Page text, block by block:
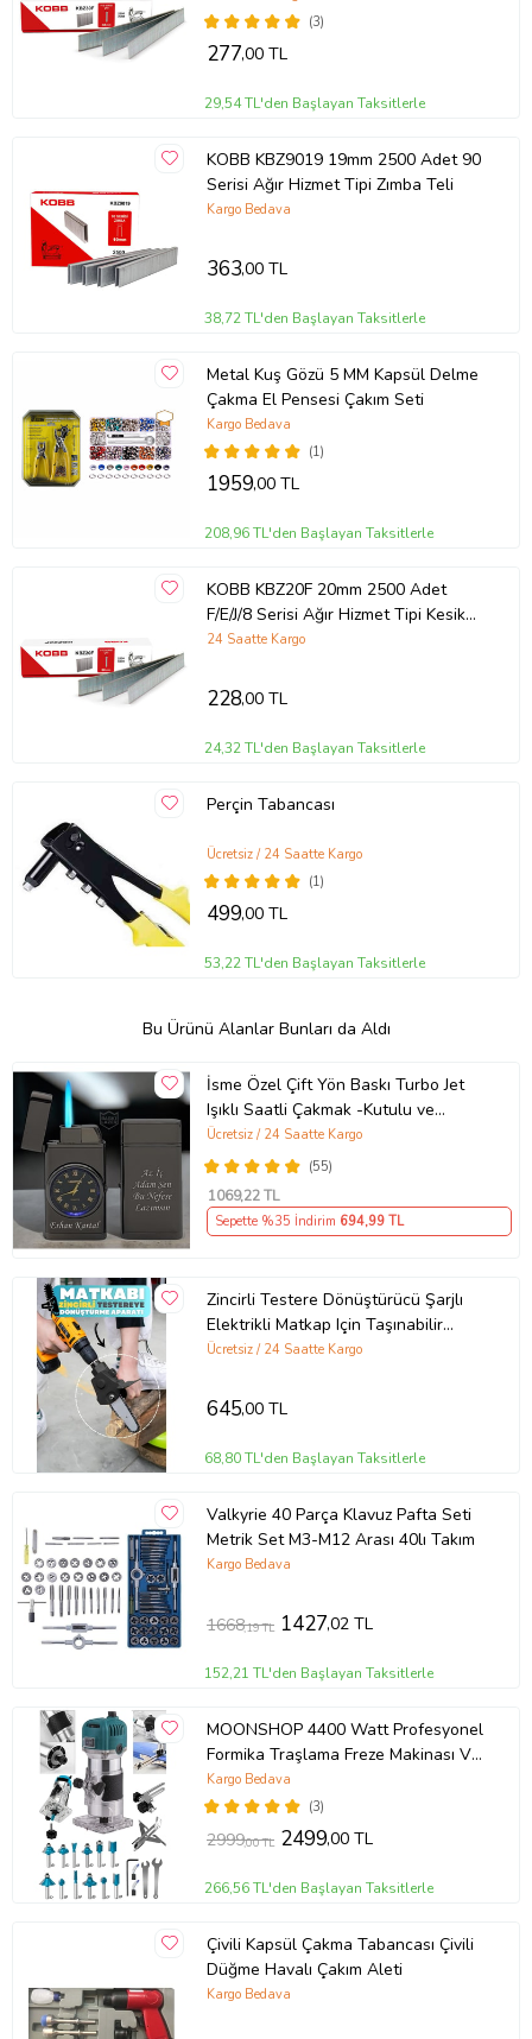
(3)
277,00 TL
29,54 TL'den Başlayan Taksitlerle
KOBB KBZ9019 19mm 2500 Adet 90
Serisi Ağır Hizmet Tipi Zımba Teli
Kargo Bedava
363,00 TL
38,72 TL'den Başlayan Taksitlerle
Metal Kuş Gözü 5 MM Kapsül Delme
Çakma El Pensesi Çakım Seti
(1)
Kargo Bedava
1959,00 TL
208,96 TL'den Başlayan Taksitlerle
KOBB KBZ20F 20mm 2500 Adet
F/E/J/8 Serisi Ağır Hizmet Tipi Kesik
Başlı Çivi
24 Saatte Kargo
228,00 TL
24,32 TL'den Başlayan Taksitlerle
Perçin Tabancası
(1)
Ücretsiz / 24 Saatte Kargo
499,00 TL
53,22 TL'den Başlayan Taksitlerle
Bu Ürünü Alanlar Bunları da Aldı
İsme Özel Çift Yön Baskı Turbo Jet
Işıklı Saatli Çakmak -Kutulu ve
Hediye Paketinde (Füme)
(55)
Ücretsiz / 24 Saatte Kargo
1069,22 TL
Sepette %35 İndirim 694,99 TL
Zincirli Testere Dönüştürücü Şarjlı
Elektrikli Matkap Için Taşınabilir
Ahşap Testere Adaptörü.
Ücretsiz / 24 Saatte Kargo
645,00 TL
68,80 TL'den Başlayan Taksitlerle
Valkyrie 40 Parça Klavuz Pafta Seti
Metrik Set M3-M12 Arası 40lı Takım
Kargo Bedava
1668,19 TL 1427,02 TL
152,21 TL'den Başlayan Taksitlerle
MOONSHOP 4400 Watt Profesyonel
Formika Traşlama Freze Makinası Ve
Uçları 6 Mm Pens 2 Yıl Garantili
(3)
Kargo Bedava
2999,00 TL 2499,00 TL
266,56 TL'den Başlayan Taksitlerle
Çivili Kapsül Çakma Tabancası Çivili
Düğme Havalı Çakım Aleti
Kargo Bedava